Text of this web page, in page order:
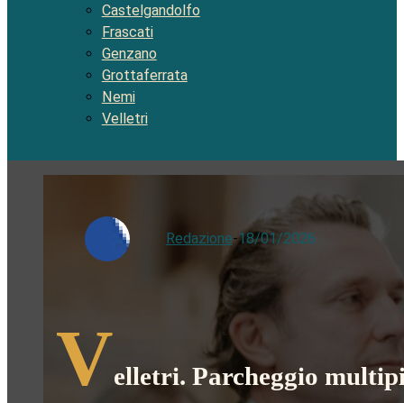
Castelgandolfo
Frascati
Genzano
Grottaferrata
Nemi
Velletri
Redazione-18/01/2026
Velletri. Parcheggio